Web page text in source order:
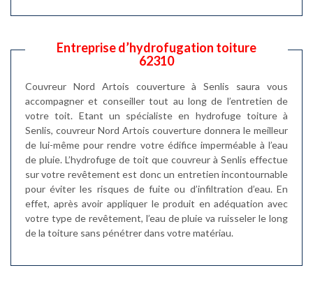
Entreprise d’hydrofugation toiture
62310
Couvreur Nord Artois couverture à Senlis saura vous
accompagner et conseiller tout au long de l’entretien de
votre toit. Etant un spécialiste en hydrofuge toiture à
Senlis, couvreur Nord Artois couverture donnera le meilleur
de lui-même pour rendre votre édifice imperméable à l’eau
de pluie. L’hydrofuge de toit que couvreur à Senlis effectue
sur votre revêtement est donc un entretien incontournable
pour éviter les risques de fuite ou d’infiltration d’eau. En
effet, après avoir appliquer le produit en adéquation avec
votre type de revêtement, l’eau de pluie va ruisseler le long
de la toiture sans pénétrer dans votre matériau.